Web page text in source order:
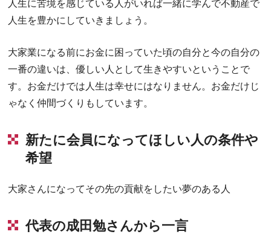
人生に苦境を感じている人がいれば一緒に学んで不動産で
人生を豊かにしていきましょう。
大家業になる前にお金に困っていた頃の自分と今の自分の
一番の違いは、優しい人として生きやすいということで
す。お金だけでは人生は幸せにはなりません。お金だけじ
ゃなく仲間づくりもしています。
新たに会員になってほしい人の条件や
希望
大家さんになってその先の貢献をしたい夢のある人
代表の成田勉さんから一言